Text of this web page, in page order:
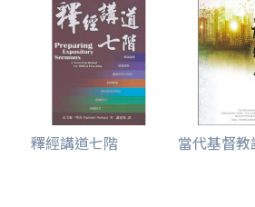
釋經講道七階 當代基督教